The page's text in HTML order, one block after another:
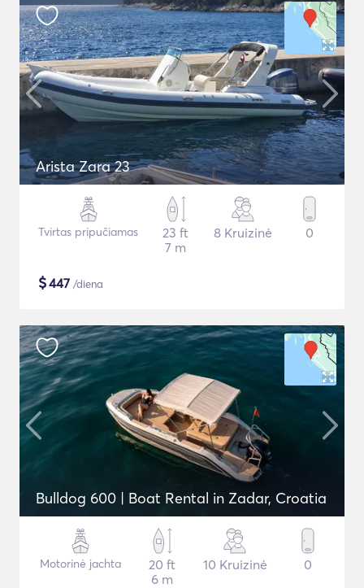
Arista Zara 23
Tvirtas pripučiamas
23 ft
7 m
8 Kruizinė 0
$447 /diena
Bulldog 600 | Boat Rental in Zadar, Croatia
Motorinė jachta
20 ft
6 m
10 Kruizinė 0